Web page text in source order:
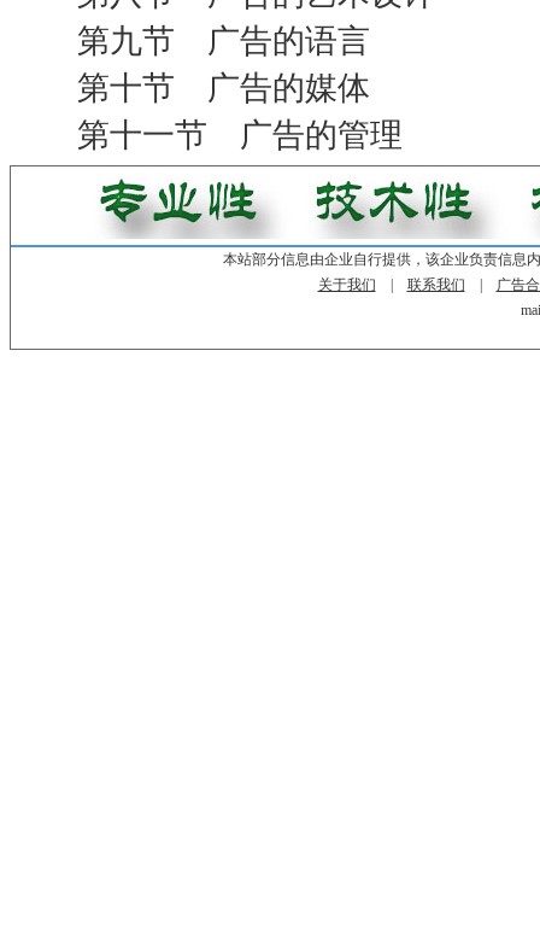
第九节 广告的语言
第十节 广告的媒体
第十一节 广告的管理
本站部分信息由企业自行提供，该企业负责信息
关于我们
联系我们
广告